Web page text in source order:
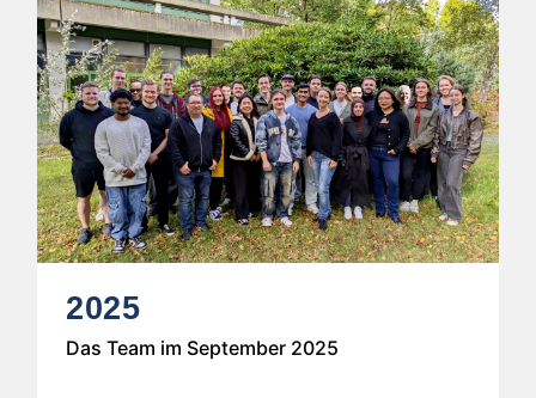
2025 Das Team im Oktober